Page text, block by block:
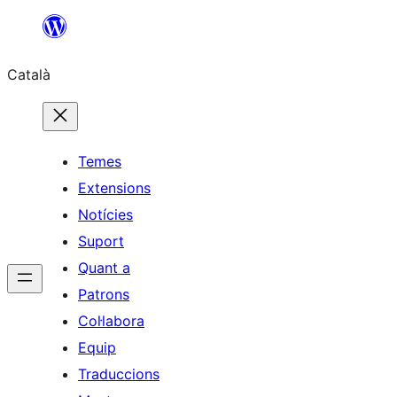
contingut
Català
Temes
Extensions
Notícies
Suport
Quant a
Patrons
Col·labora
Equip
Traduccions